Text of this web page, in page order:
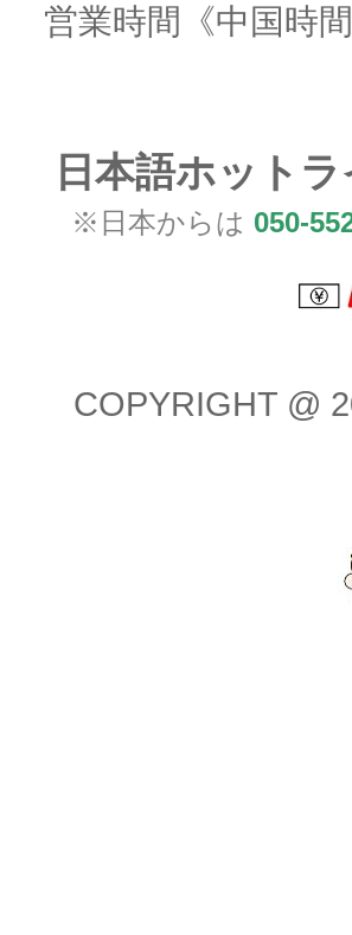
営業時間 《中国時
日本語ホット
※日本からは 050-
COPYRIGHT @